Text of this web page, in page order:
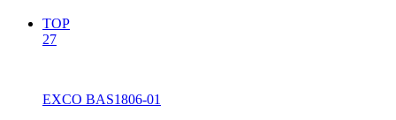
TOP
27
EXCO BAS1806-01